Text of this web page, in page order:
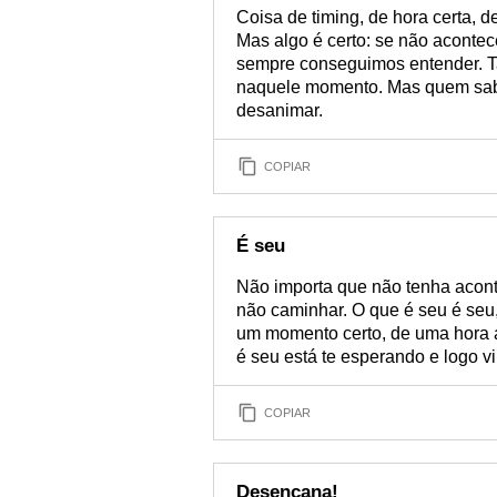
Coisa de timing, de hora certa,
Mas algo é certo: se não
sempre conseguimos entender.
naquele momento. Mas quem
desanimar.
COPIAR
É seu
Não importa que não tenha
não caminhar. O que é seu é
um momento certo, de uma
é seu está te esperando e logo
COPIAR
Desencana!